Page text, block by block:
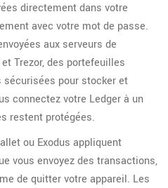
directement dans votre
avec votre mot de passe.
aux serveurs de
Trezor, des portefeuilles
pour stocker et
connectez votre Ledger à un
restent protégées.
ou Exodus appliquent
vous envoyez des transactions,
de quitter votre appareil. Les